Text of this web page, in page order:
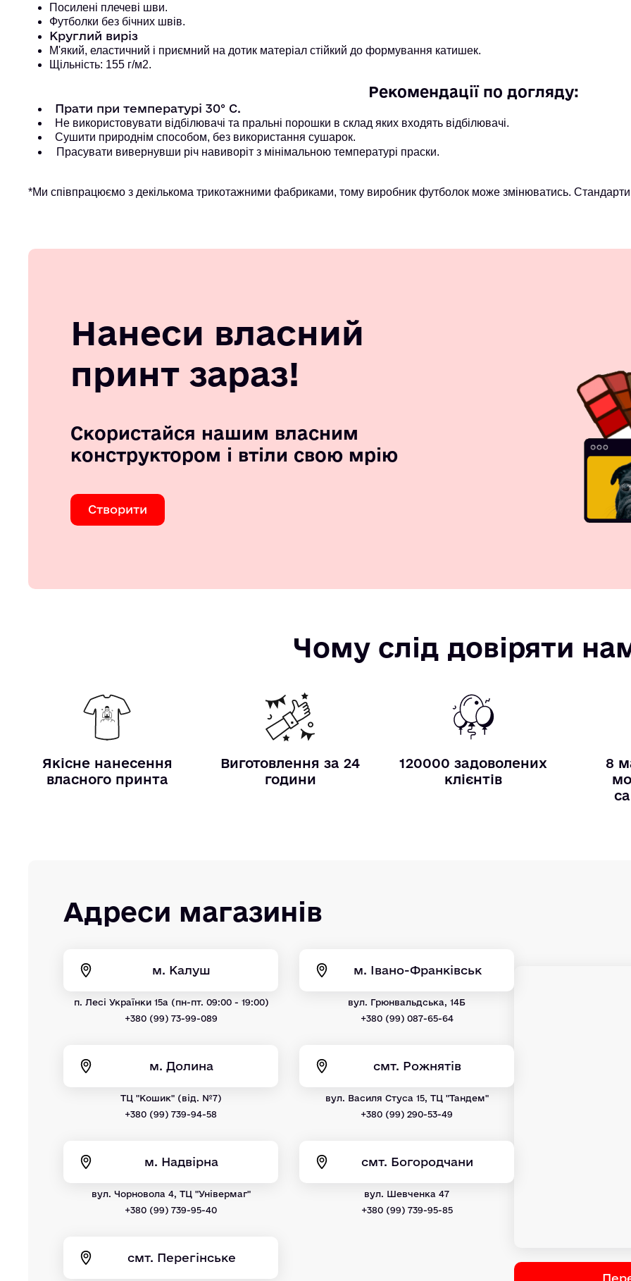
Посилені плечеві шви.
Футболки без бічних швів.
Круглий виріз
М'який, еластичний і приємний на дотик матеріал стійкий до формування катишек.
Щільність: 155 г/м2.
Рекомендації по догляду:
Прати при температурі 30° С.
Не використовувати відбілювачі та пральні порошки в склад яких входять відбілювачі.
Сушити природнім способом, без використання сушарок.
Прасувати вивернувши річ навиворіт з мінімальною температурі праски.
*Ми співпрацюємо з декількома трикотажними фабриками, тому виробник футболок може змінюватись. Стандарти
Нанеси власний
принт зараз!
Скористайся нашим власним
конструктором і втіли свою мрію
Створити
Чому слід довіряти
Якісне нанесення
власного принта
Виготовлення за 24
години
120000 задоволених
клієнтів
8
Адреси магазинів
м. Калуш
п. Лесі Українки 15а (пн-пт. 09:00 - 19:00)
+380 (99) 73-99-089
м. Івано-Франківськ
вул. Грюнвальдська, 14Б
+380 (99) 087-65-64
м. Долина
ТЦ "Кошик" (від. №7)
+380 (99) 739-94-58
смт. Рожнятів
вул. Василя Стуса 15, ТЦ "Тандем"
+380 (99) 290-53-49
м. Надвірна
вул. Чорновола 4, ТЦ "Універмаг"
+380 (99) 739-95-40
смт. Богородчани
вул. Шевченка 47
+380 (99) 739-95-85
смт. Перегінське